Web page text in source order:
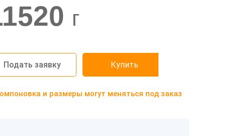
г
Подать заявку Купить
и размеры могут меняться под заказ